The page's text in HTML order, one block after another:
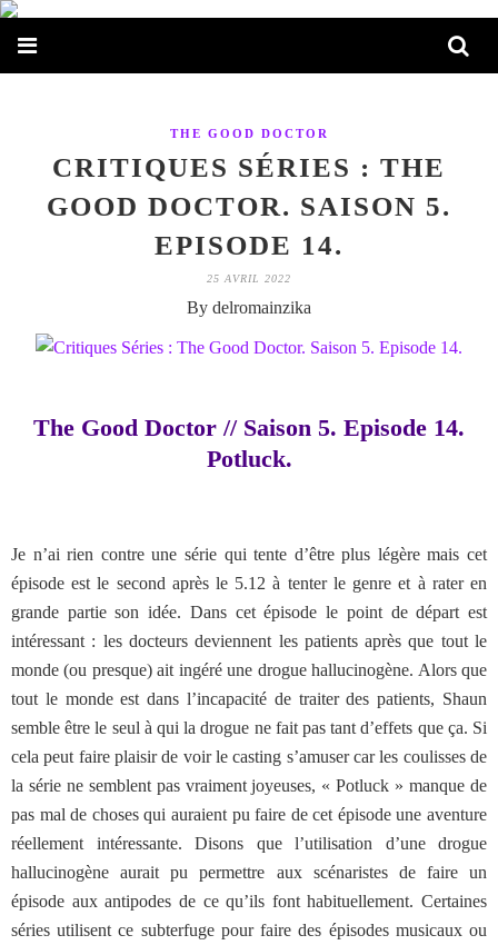
THE GOOD DOCTOR
CRITIQUES SÉRIES : THE
GOOD DOCTOR. SAISON 5.
EPISODE 14.
25 AVRIL 2022
By delromainzika
The Good Doctor // Saison 5. Episode 14.
Potluck.
Je n’ai rien contre une série qui tente d’être plus légère mais cet
épisode est le second après le 5.12 à tenter le genre et à rater en
grande partie son idée. Dans cet épisode le point de départ est
intéressant : les docteurs deviennent les patients après que tout le
monde (ou presque) ait ingéré une drogue hallucinogène. Alors que
tout le monde est dans l’incapacité de traiter des patients, Shaun
semble être le seul à qui la drogue ne fait pas tant d’effets que ça. Si
cela peut faire plaisir de voir le casting s’amuser car les coulisses de
la série ne semblent pas vraiment joyeuses, « Potluck » manque de
pas mal de choses qui auraient pu faire de cet épisode une aventure
réellement intéressante. Disons que l’utilisation d’une drogue
hallucinogène aurait pu permettre aux scénaristes de faire un
épisode aux antipodes de ce qu’ils font habituellement. Certaines
séries utilisent ce subterfuge pour faire des épisodes musicaux ou